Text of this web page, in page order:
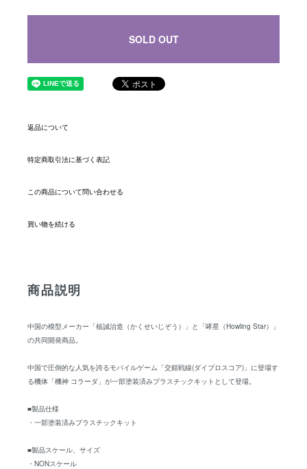
SOLD OUT
返品について
特定商取引法に基づく表記
この商品について問い合わせる
買い物を続ける
商品説明
中国の模型メーカー「核誠治造（かくせいじぞう）」と「哮星（Howling Star）」
の共同開発商品。
中国で圧倒的な人気を誇るモバイルゲーム「交錯戦線(ダイブロスコア)」に登場す
る機体「機神 コラーダ」が一部塗装済みプラスチックキットとして登場。
■製品仕様
・一部塗装済みプラスチックキット
■製品スケール、サイズ
・NONスケール